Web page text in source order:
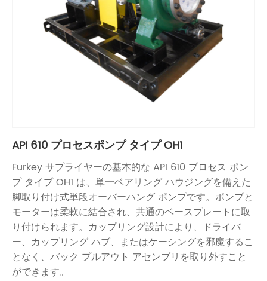
API 610 プロセスポンプ タイプ OH1
Furkey サプライヤーの基本的な API 610 プロセス ポン
プ タイプ OH1 は、単一ベアリング ハウジングを備えた
脚取り付け式単段オーバーハング ポンプです。ポンプと
モーターは柔軟に結合され、共通のベースプレートに取
り付けられます。カップリング設計により、ドライバ
ー、カップリング ハブ、またはケーシングを邪魔するこ
となく、バック プルアウト アセンブリを取り外すこと
ができます。